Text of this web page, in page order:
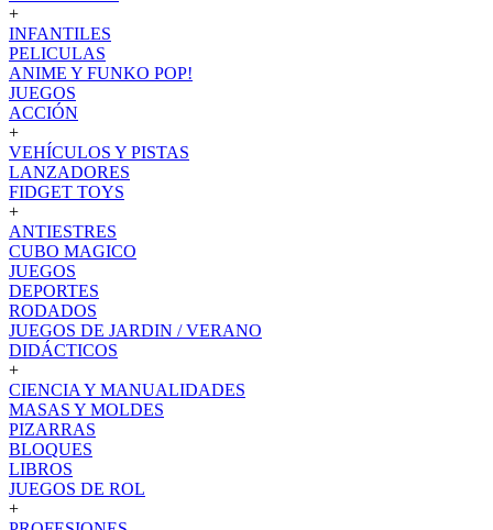
+
INFANTILES
PELICULAS
ANIME Y FUNKO POP!
JUEGOS
ACCIÓN
+
VEHÍCULOS Y PISTAS
LANZADORES
FIDGET TOYS
+
ANTIESTRES
CUBO MAGICO
JUEGOS
DEPORTES
RODADOS
JUEGOS DE JARDIN / VERANO
DIDÁCTICOS
+
CIENCIA Y MANUALIDADES
MASAS Y MOLDES
PIZARRAS
BLOQUES
LIBROS
JUEGOS DE ROL
+